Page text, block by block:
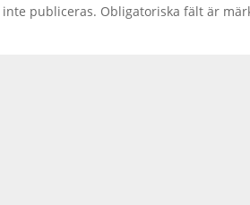
publiceras. Obligatoriska fält är